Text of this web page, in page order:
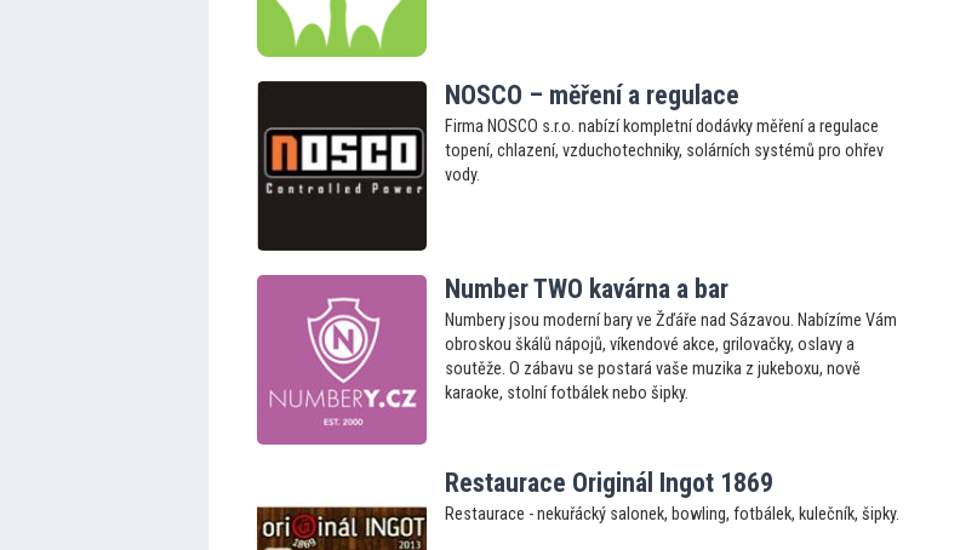
NOSCO – měření a regulace
Firma NOSCO s.r.o. nabízí kompletní dodávky měření a regulace
topení, chlazení, vzduchotechniky, solárních systémů pro ohřev
vody.
Number TWO kavárna a bar
Numbery jsou moderní bary ve Žďáře nad Sázavou. Nabízíme Vám
obroskou škálů nápojů, víkendové akce, grilovačky, oslavy a
soutěže. O zábavu se postará vaše muzika z jukeboxu, nově
karaoke, stolní fotbálek nebo šipky.
Restaurace Originál Ingot 1869
Restaurace - nekuřácký salonek, bowling, fotbálek, kulečník, šipky.